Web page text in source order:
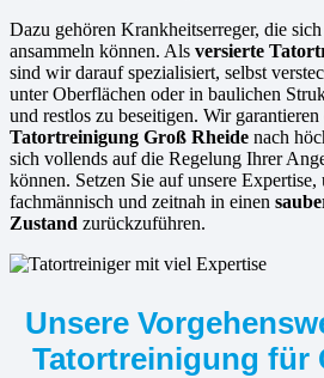
Dazu gehören Krankheitserreger, die
ansammeln können. Als versierte
sind wir darauf spezialisiert, selbst
unter Oberflächen oder in baulichen
und restlos zu beseitigen. Wir garantieren
Tatortreinigung Groß Rheide nach
sich vollends auf die Regelung Ihrer
können. Setzen Sie auf unsere
fachmännisch und zeitnah in einen
Zustand zurückzuführen.
Unsere
Tatortreinigung für